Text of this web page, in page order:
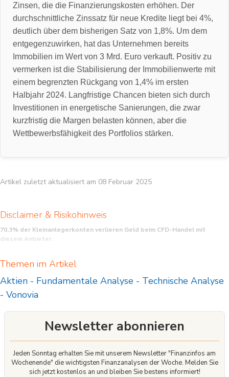
Zinsen, die die Finanzierungskosten erhöhen. Der
durchschnittliche Zinssatz für neue Kredite liegt bei 4%,
deutlich über dem bisherigen Satz von 1,8%. Um dem
entgegenzuwirken, hat das Unternehmen bereits
Immobilien im Wert von 3 Mrd. Euro verkauft. Positiv zu
vermerken ist die Stabilisierung der Immobilienwerte mit
einem begrenzten Rückgang von 1,4% im ersten
Halbjahr 2024. Langfristige Chancen bieten sich durch
Investitionen in energetische Sanierungen, die zwar
kurzfristig die Margen belasten können, aber die
Wettbewerbsfähigkeit des Portfolios stärken.
Artikel zuletzt aktualisiert am 08 Februar 2025
Disclaimer & Risikohinweis
70,3% der Kleinanlegerkonten verlieren Geld beim CFD-Handel mit
diesem Anbieter.
hohes Risiko, schnell Geld zu verlieren. Sie sollten überlegen, ob Sie verstehen,
einzugehen, Ihr Geld zu verlieren.
Themen im Artikel
Aktien - Fundamentale Analyse - Technische Analyse
- Vonovia
Newsletter abonnieren
Jeden Sonntag erhalten Sie mit unserem Newsletter "Finanzinfos am
Wochenende" die wichtigsten Finanzanalysen der Woche. Melden Sie
sich jetzt kostenlos an und bleiben Sie bestens informiert!